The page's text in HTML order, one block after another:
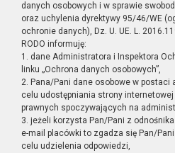
danych osobowych i w sprawie
oraz uchylenia dyrektywy 95/46/WE
ochronie danych), Dz. U. UE. L.
RODO informuję:
1. dane Administratora i Inspektora
linku „Ochrona danych osobowych”,
2. Pana/Pani dane osobowe w postaci
celu udostępniania strony
prawnych spoczywających na
3. jeżeli korzysta Pan/Pani z
e-mail placówki to zgadza się Pan/
celu udzielenia odpowiedzi,